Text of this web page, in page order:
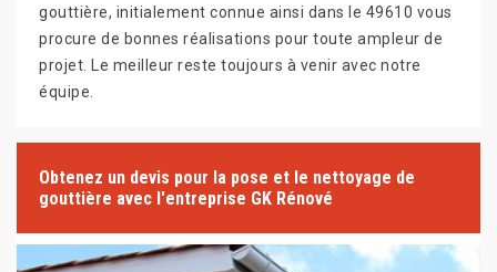
gouttière, initialement connue ainsi dans le 49610 vous
procure de bonnes réalisations pour toute ampleur de
projet. Le meilleur reste toujours à venir avec notre
équipe.
Obtenez un devis pour la pose et le nettoyage de
gouttière avec l'entreprise GK Rénové